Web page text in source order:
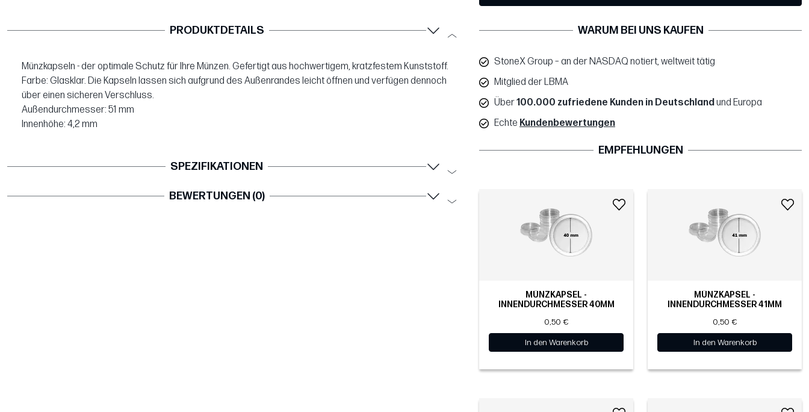
PRODUKTDETAILS
Münzkapseln - der optimale Schutz für Ihre Münzen. Gefertigt aus hochwertigem, kratzfestem Kunststoff.
Farbe: Glasklar. Die Kapseln lassen sich aufgrund des Außenrandes leicht öffnen und verfügen dennoch
über einen sicheren Verschluss.
Außendurchmesser: 51 mm
Innenhöhe: 4,2 mm
SPEZIFIKATIONEN
BEWERTUNGEN (0)
WARUM BEI UNS KAUFEN
StoneX Group – an der NASDAQ notiert, weltweit tätig
Mitglied der LBMA
Über100.000 zufriedene Kunden in Deutschlandund Europa
Echte Kundenbewertungen
EMPFEHLUNGEN
MÜNZKAPSEL -
INNENDURCHMESSER 40MM
0,50 €
In den Warenkorb
MÜNZKAPSEL -
INNENDURCHMESSER 41MM
0,50 €
In den Warenkorb